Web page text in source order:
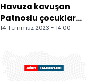
Havuza kavuşan
Patnoslu çocuklar
hem serinliyor hem
14 Temmuz 2023 - 14:00